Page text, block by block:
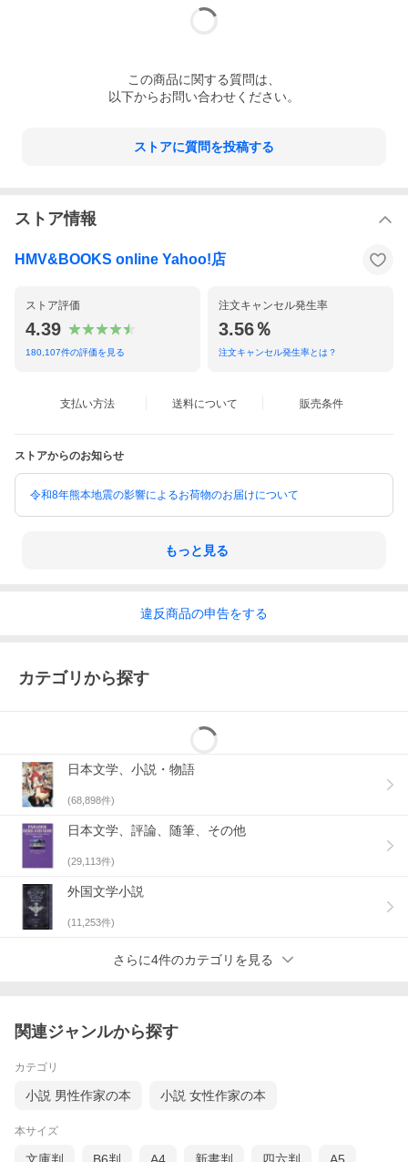
この商品に関する質問は、
以下からお問い合わせください。
ストアに質問を投稿する
ストア情報
HMV&BOOKS online Yahoo!店
ストア評価
4.39
180,107件の評価を見る
注文キャンセル発生率
3.56％
注文キャンセル発生率とは？
支払い方法 送料について 販売条件
ストアからのお知らせ
令和8年熊本地震の影響によるお荷物のお届けについて
もっと見る
違反商品の申告をする
カテゴリから探す
日本文学、小説・物語
(68,898件)
日本文学、評論、随筆、その他
(29,113件)
外国文学小説
(11,253件)
さらに4件のカテゴリを見る
関連ジャンルから探す
カテゴリ
小説 男性作家の本 小説 女性作家の本
本サイズ